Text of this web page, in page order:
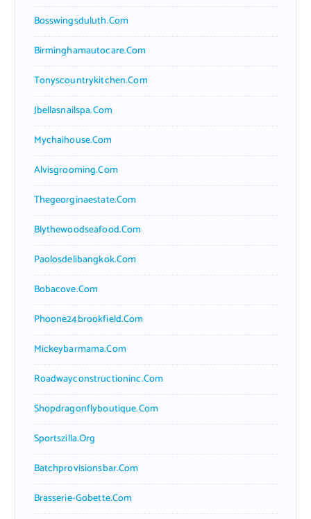
Bosswingsduluth.com
Birminghamautocare.com
Tonyscountrykitchen.com
Jbellasnailspa.com
Mychaihouse.com
Alvisgrooming.com
Thegeorginaestate.com
Blythewoodseafood.com
Paolosdelibangkok.com
Bobacove.com
Phoone24brookfield.com
Mickeybarmama.com
Roadwayconstructioninc.com
Shopdragonflyboutique.com
Sportszilla.org
Batchprovisionsbar.com
Brasserie-Gobette.com